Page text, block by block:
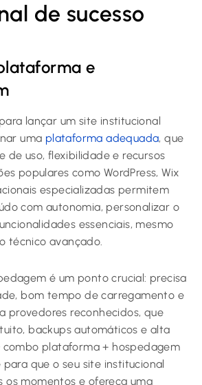
de sucesso
e
lançar um site institucional
uma plataforma adequada, que
de uso, flexibilidade e recursos
populares como WordPress, Wix
especializadas permitem
com autonomia, personalizar o
essenciais, mesmo
técnico avançado.
é um ponto crucial: precisa
bom tempo de carregamento e
provedores reconhecidos, que
backups automáticos e alta
combo plataforma + hospedagem
que o seu site institucional
os momentos e ofereça uma